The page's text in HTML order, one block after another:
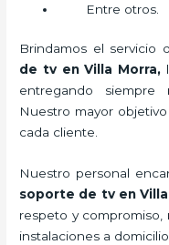
Entre otros.
Brindamos el servicio
de tv en Villa Morra,
entregando siempre
Nuestro mayor
cada cliente.
Nuestro personal
soporte de tv en
respeto y
instalaciones a